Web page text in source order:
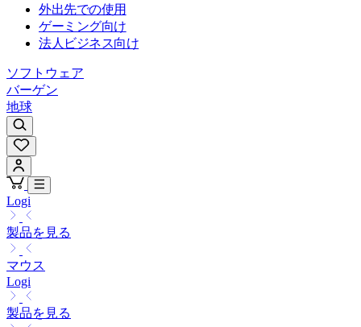
外出先での使用
ゲーミング向け
法人ビジネス向け
ソフトウェア
バーゲン
地球
Logi
製品を見る
マウス
Logi
製品を見る